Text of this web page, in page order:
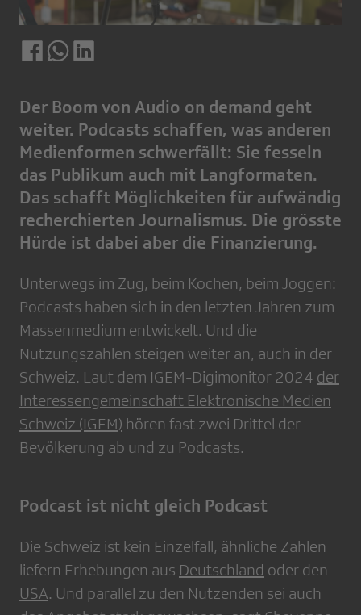
Der Boom von Audio on demand geht
weiter. Podcasts schaffen, was anderen
Medienformen schwerfällt: Sie fesseln
das Publikum auch mit Langformaten.
Das schafft Möglichkeiten für aufwändig
recherchierten Journalismus. Die grösste
Hürde ist dabei aber die Finanzierung.
Unterwegs im Zug, beim Kochen, beim Joggen:
Podcasts haben sich in den letzten Jahren zum
Massenmedium entwickelt. Und die
Nutzungszahlen steigen weiter an, auch in der
Schweiz. Laut dem IGEM-Digimonitor 2024 der
Interessengemeinschaft Elektronische Medien
Schweiz (IGEM) hören fast zwei Drittel der
Bevölkerung ab und zu Podcasts.
Podcast ist nicht gleich Podcast
Die Schweiz ist kein Einzelfall, ähnliche Zahlen
liefern Erhebungen aus Deutschland oder den
USA. Und parallel zu den Nutzenden sei auch